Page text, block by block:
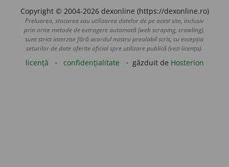
Copyright © 2004-2026 dexonline (https://dexonline.ro)
Preluarea, stocarea sau utilizarea datelor de pe acest site, inclusiv
prin orice metode de extragere automată (web scraping, crawling),
sunt strict interzise fără acordul nostru prealabil scris, cu excepția
seturilor de date oferite oficial spre utilizare publică (vezi licența).
licență confidențialitate găzduit de Hosterion